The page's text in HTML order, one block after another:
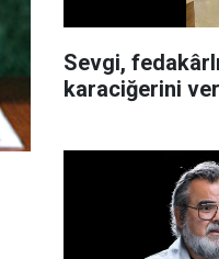
Sevgi,
karaciğerini